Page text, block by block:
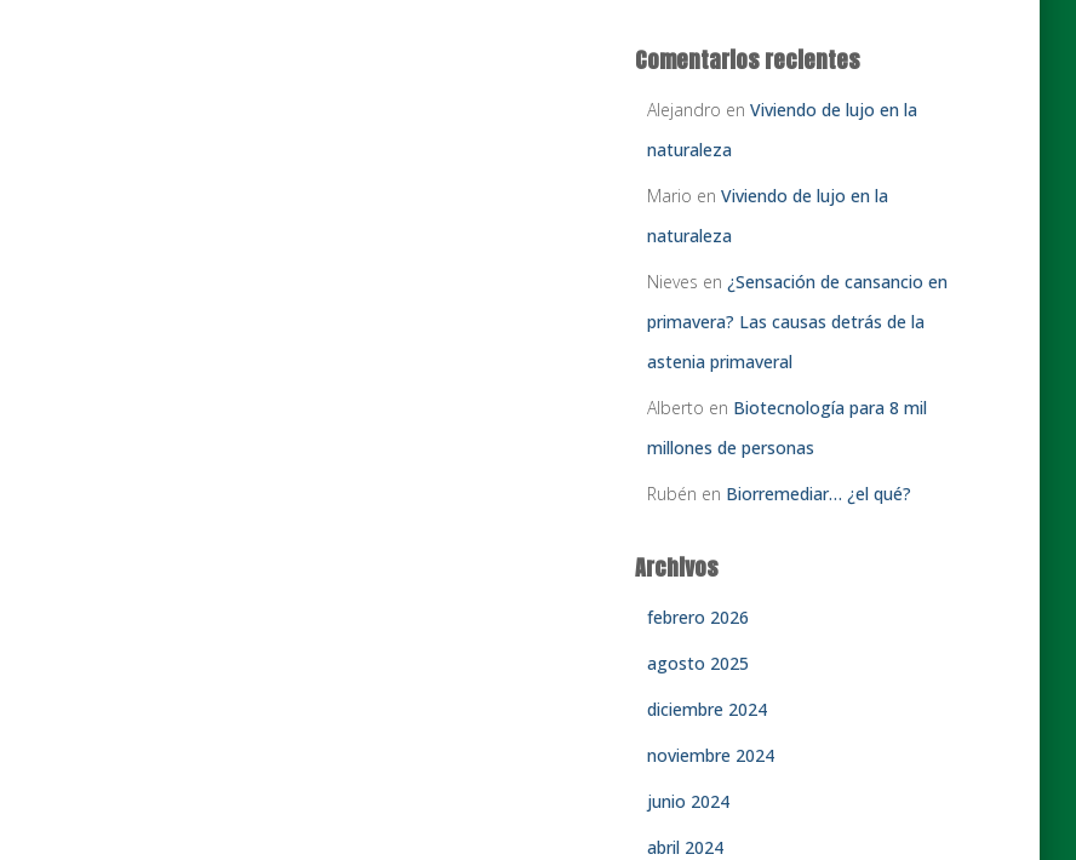
Comentarios recientes
Alejandro en Viviendo de lujo en la
naturaleza
Mario en Viviendo de lujo en la
naturaleza
Nieves en ¿Sensación de cansancio en
primavera? Las causas detrás de la
astenia primaveral
Alberto en Biotecnología para 8 mil
millones de personas
Rubén en Biorremediar… ¿el qué?
Archivos
febrero 2026
agosto 2025
diciembre 2024
noviembre 2024
junio 2024
abril 2024